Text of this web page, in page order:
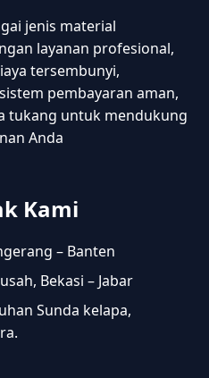
jenis material
layanan profesional,
tersembunyi,
pembayaran aman,
tukang untuk mendukung
Anda
Kami
– Banten
Bekasi – Jabar
Sunda kelapa,